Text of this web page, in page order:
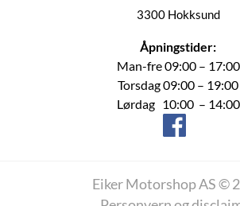
3300 Hokksund
Åpningstider:
Man-fre 09:00 – 17:00
Torsdag 09:00 – 19:00
Lørdag 10:00 – 14:00
Eiker Motorshop AS ©